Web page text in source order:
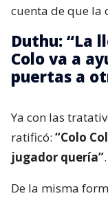
cuenta de que la
Duthu: “La
Colo va a
puertas a
Ya con las
ratificó: “Colo
jugador quería”.
De la misma